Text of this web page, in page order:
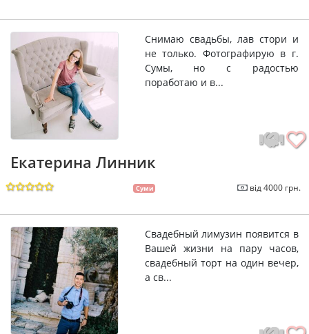
Снимаю свадьбы, лав стори и
не только. Фотографирую в г.
Сумы, но с радостью
поработаю и в...
Екатерина Линник
Суми від 4000 грн.
Свадебный лимузин появится в
Вашей жизни на пару часов,
свадебный торт на один вечер,
а св...